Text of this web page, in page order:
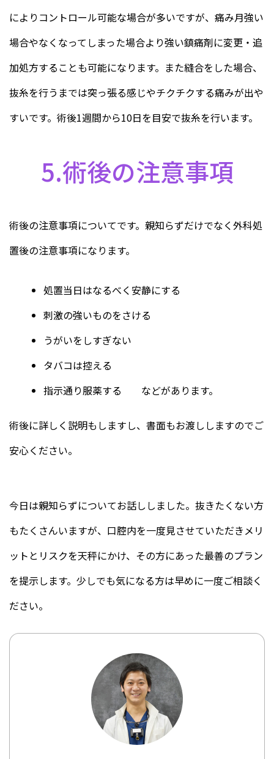
によりコントロール可能な場合が多いですが、痛み月強い
場合やなくなってしまった場合より強い鎮痛剤に変更・追
加処方することも可能になります。また縫合をした場合、
抜糸を行うまでは突っ張る感じやチクチクする痛みが出や
すいです。術後1週間から10日を目安で抜糸を行います。
5.術後の注意事項
術後の注意事項についてです。親知らずだけでなく外科処
置後の注意事項になります。
処置当日はなるべく安静にする
刺激の強いものをさける
うがいをしすぎない
タバコは控える
指示通り服薬する などがあります。
術後に詳しく説明もしますし、書面もお渡ししますのでご
安心ください。
今日は親知らずについてお話ししました。抜きたくない方
もたくさんいますが、口腔内を一度見させていただきメリ
ットとリスクを天秤にかけ、その方にあった最善のプラン
を提示します。少しでも気になる方は早めに一度ご相談く
ださい。